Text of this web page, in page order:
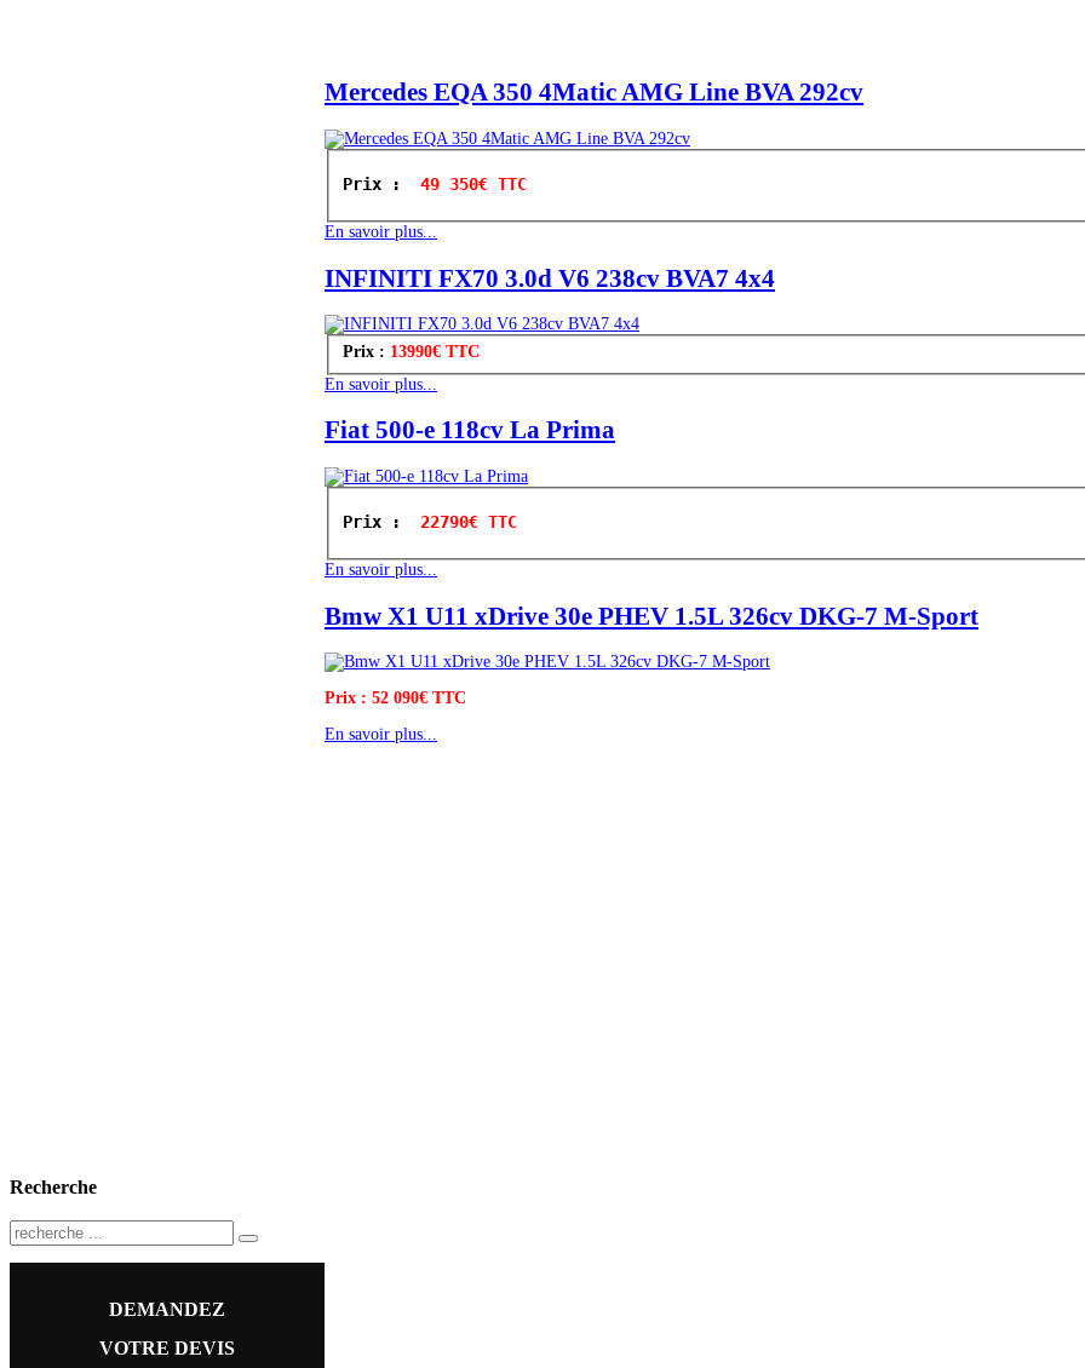
Mercedes EQA 350 4Matic AMG Line BVA 292cv
Prix : 49 350€ TTC
En savoir plus...
INFINITI FX70 3.0d V6 238cv BVA7 4x4
Prix : 13990€ TTC
En savoir plus...
Fiat 500-e 118cv La Prima
Prix : 22790€ TTC
En savoir plus...
Bmw X1 U11 xDrive 30e PHEV 1.5L 326cv DKG-7 M-Sport
Prix : 52 090€ TTC
En savoir plus...
Recherche
DEMANDEZ
VOTRE DEVIS